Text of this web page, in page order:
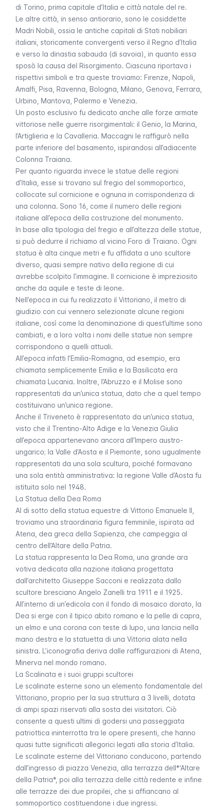
di Torino, prima capitale d’Italia e città natale del re.
Le altre città, in senso antiorario, sono le cosiddette
Madri Nobili, ossia le antiche capitali di Stati nobiliari
italiani, storicamente convergenti verso il Regno d’Italia
e verso la dinastia sabauda (di savoia), in quanto essa
sposò la causa del Risorgimento. Ciascuna riportava i
rispettivi simboli e tra queste troviamo: Firenze, Napoli,
Amalfi, Pisa, Ravenna, Bologna, Milano, Genova, Ferrara,
Urbino, Mantova, Palermo e Venezia.
Un posto esclusivo fu dedicato anche alle forze armate
vittoriose nelle guerre risorgimentali: il Genio, la Marina,
l’Artiglieria e la Cavalleria. Maccagni le raffigurò nella
parte inferiore del basamento, ispirandosi all’adiacente
Colonna Traiana.
Per quanto riguarda invece le statue delle regioni
d’Italia, esse si trovano sul fregio del sommoportico,
collocate sul cornicione e ognuna in corrispondenza di
una colonna. Sono 16, come il numero delle regioni
italiane all’epoca della costruzione del monumento.
In base alla tipologia del fregio e all’altezza delle statue,
si può dedurre il richiamo al vicino Foro di Traiano. Ogni
statua è alta cinque metri e fu affidata a uno scultore
diverso, quasi sempre nativo della regione di cui
avrebbe scolpito l’immagine. Il cornicione è impreziosito
anche da aquile e teste di leone.
Nell’epoca in cui fu realizzato il Vittoriano, il metro di
giudizio con cui vennero selezionate alcune regioni
italiane, così come la denominazione di quest’ultime sono
cambiati, e a loro volta i nomi delle statue non sempre
corrispondono a quelli attuali.
All’epoca infatti l’Emilia-Romagna, ad esempio, era
chiamata semplicemente Emilia e la Basilicata era
chiamata Lucania. Inoltre, l’Abruzzo e il Molise sono
rappresentati da un’unica statua, dato che a quel tempo
costituivano un’unica regione.
Anche il Triveneto è rappresentato da un’unica statua,
visto che il Trentino-Alto Adige e la Venezia Giulia
all’epoca appartenevano ancora all’Impero austro-
ungarico; la Valle d’Aosta e il Piemonte, sono ugualmente
rappresentati da una sola scultura, poiché formavano
una sola entità amministrativa: la regione Valle d’Aosta fu
istituita solo nel 1948.
La Statua della Dea Roma
Al di sotto della statua equestre di Vittorio Emanuele II,
troviamo una straordinaria figura femminile, ispirata ad
Atena, dea greca della Sapienza, che campeggia al
centro dell’Altare della Patria.
La statua rappresenta la Dea Roma, una grande ara
votiva dedicata alla nazione italiana progettata
dall’architetto Giuseppe Sacconi e realizzata dallo
scultore bresciano Angelo Zanelli tra 1911 e il 1925.
All’interno di un’edicola con il fondo di mosaico dorato, la
Dea si erge con il tipico abito romano e la pelle di capra,
un elmo e una corona con teste di lupo, una lancia nella
mano destra e la statuetta di una Vittoria alata nella
sinistra. L’iconografia deriva dalle raffigurazioni di Atena,
Minerva nel mondo romano.
La Scalinata e i suoi gruppi scultorei
Le scalinate esterne sono un elemento fondamentale del
Vittoriano, proprio per la sua struttura a 3 livelli, dotata
di ampi spazi riservati alla sosta dei visitatori. Ciò
consente a questi ultimi di godersi una passeggiata
patriottica ininterrotta tra le opere presenti, che hanno
quasi tutte significati allegorici legati alla storia d’Italia.
Le scalinate esterne del Vittoriano conducono, partendo
dall’ingresso di piazza Venezia, alla terrazza dell*‘Altare
della Patria*, poi alla terrazza delle città redente e infine
alle terrazze dei due propilei, che si affiancano al
sommoportico costituendone i due ingressi.